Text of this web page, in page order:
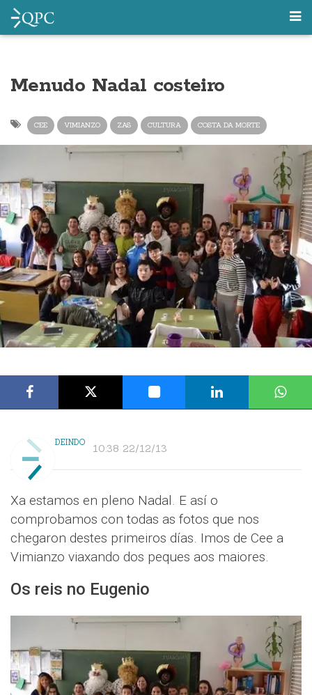
Menudo Nadal costeiro
CEE VIMIANZO ZAS CULTURA COSTA DA MORTE
DEINDO 10:38 22/12/13
Xa estamos en pleno Nadal. E así o
comprobamos con todas as fotos que nos
chegaron destes primeiros días. Imos de Cee a
Vimianzo viaxando dos peques aos maiores.
Os reis no Eugenio